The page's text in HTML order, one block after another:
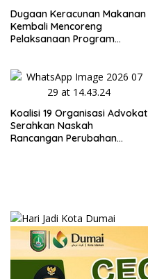
Dugaan Keracunan Makanan
Kembali Mencoreng
Pelaksanaan Program
Bersama Kota Dumai
Koalisi 19 Organisasi Advokat
Serahkan Naskah
Rancangan Perubahan